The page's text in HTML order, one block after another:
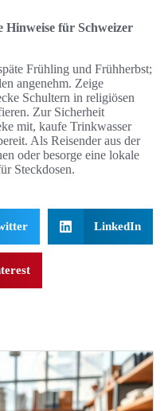
Hinweise für Schweizer
Frühling und Frühherbst;
angenehm. Zeige
Schultern in religiösen
Zur Sicherheit
mit, kaufe Trinkwasser
Als Reisender aus der
oder besorge eine lokale
Steckdosen.
LinkedIn